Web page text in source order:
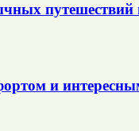
путешествий
и